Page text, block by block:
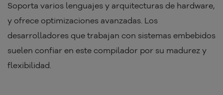
Soporta varios lenguajes y arquitecturas de hardware,
y ofrece optimizaciones avanzadas. Los
desarrolladores que trabajan con sistemas embebidos
suelen confiar en este compilador por su madurez y
flexibilidad.